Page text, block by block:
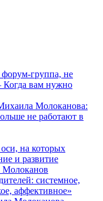
форум-группа, не
вам нужно
Молоканова:
не работают в
на которых
и развитие
системное,
аффективное»